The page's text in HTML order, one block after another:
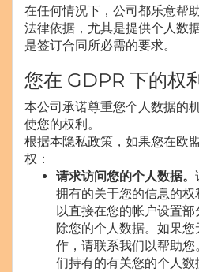
在任何情况下，公司都乐意帮
法律依据，尤其是提供个人数
是签订合同所必需的要求。
您在 GDPR 下的权
本公司承诺尊重您个人数据的
使您的权利。
根据本隐私政策，如果您在欧
权：
请求访问您的个人数据。
拥有的关于您的信息的
以直接在您的帐户设置
除您的个人数据。如果
作，请联系我们以帮助
们持有的有关您的个人数